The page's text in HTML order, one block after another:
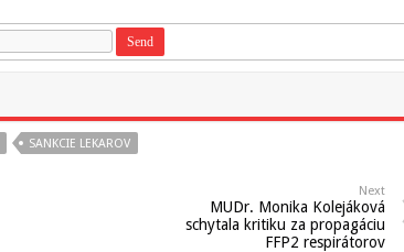
SANKCIE LEKAROV
Next
MUDr. Monika Kolejáková
schytala kritiku za propagáciu
FFP2 respirátorov